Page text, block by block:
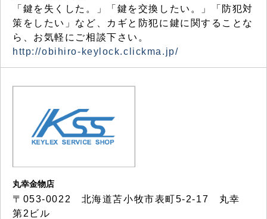
「鍵を失くした。」「鍵を交換したい。」「防犯対
策をしたい」など、カギと防犯に鍵に関することな
ら、お気軽にご相談下さい。
http://obihiro-keylock.clickma.jp/
丸幸金物店
〒053-0022 北海道苫小牧市表町5-2-17 丸幸
第2ビル